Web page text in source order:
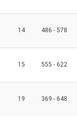
14 486 - 578
15 555 - 622
19 369 - 648